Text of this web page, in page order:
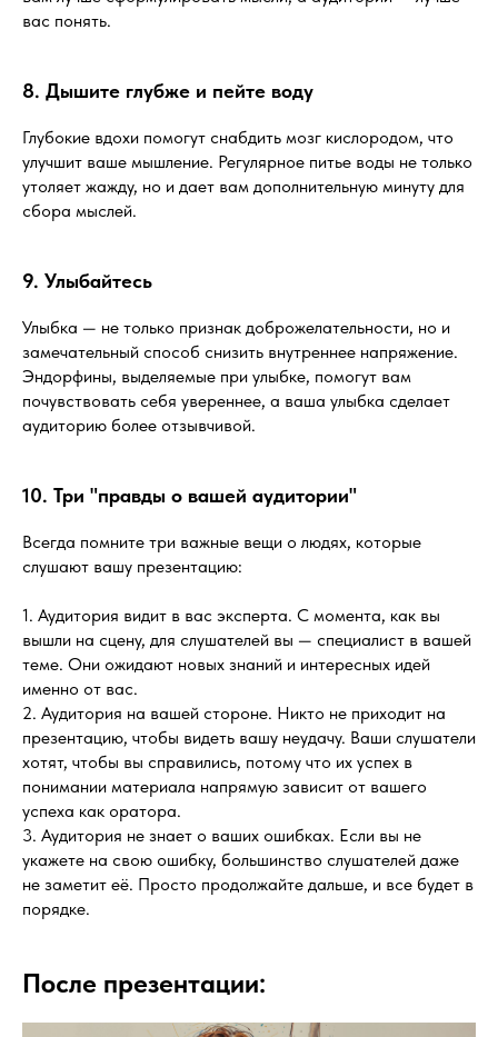
вас понять.
8. Дышите глубже и пейте воду
Глубокие вдохи помогут снабдить мозг кислородом, что
улучшит ваше мышление. Регулярное питье воды не только
утоляет жажду, но и дает вам дополнительную минуту для
сбора мыслей.
9. Улыбайтесь
Улыбка — не только признак доброжелательности, но и
замечательный способ снизить внутреннее напряжение.
Эндорфины, выделяемые при улыбке, помогут вам
почувствовать себя увереннее, а ваша улыбка сделает
аудиторию более отзывчивой.
10. Три "правды о вашей аудитории"
Всегда помните три важные вещи о людях, которые
слушают вашу презентацию:
1. Аудитория видит в вас эксперта. С момента, как вы
вышли на сцену, для слушателей вы — специалист в вашей
теме. Они ожидают новых знаний и интересных идей
именно от вас.
2. Аудитория на вашей стороне. Никто не приходит на
презентацию, чтобы видеть вашу неудачу. Ваши слушатели
хотят, чтобы вы справились, потому что их успех в
понимании материала напрямую зависит от вашего
успеха как оратора.
3. Аудитория не знает о ваших ошибках. Если вы не
укажете на свою ошибку, большинство слушателей даже
не заметит её. Просто продолжайте дальше, и все будет в
порядке.
После презентации: